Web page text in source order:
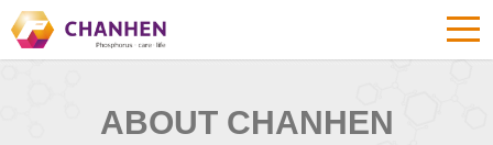
ABOUT CHANHEN